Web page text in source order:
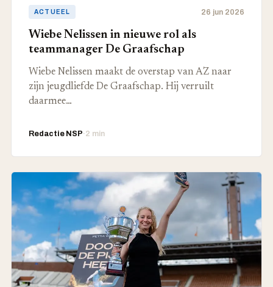
ACTUEEL 26 jun 2026
Wiebe Nelissen in nieuwe rol als
teammanager De Graafschap
Wiebe Nelissen maakt de overstap van AZ naar
zijn jeugdliefde De Graafschap. Hij verruilt
daarmee…
Redactie NSP·2 min